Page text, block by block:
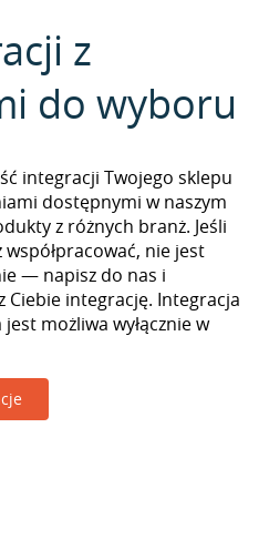
z
do wyboru
integracji Twojego sklepu
dostępnymi w naszym
z różnych branż. Jeśli
nie jest
— napisz do nas i
Ciebie integrację. Integracja
możliwa wyłącznie w